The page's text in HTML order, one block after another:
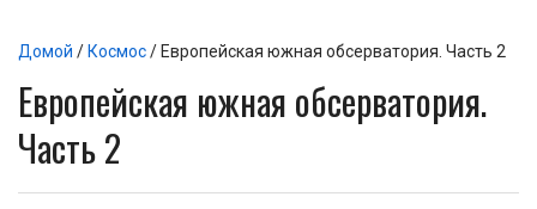
Домой / Космос/ Европейская южная обсерватория. Часть 2
Европейская южная обсерватория.
Часть 2